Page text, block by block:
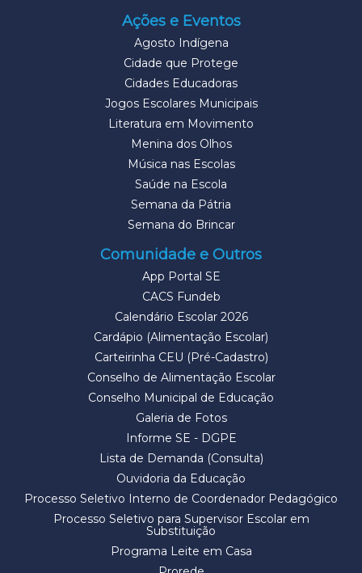
Ações e Eventos
Agosto Indígena
Cidade que Protege
Cidades Educadoras
Jogos Escolares Municipais
Literatura em Movimento
Menina dos Olhos
Música nas Escolas
Saúde na Escola
Semana da Pátria
Semana do Brincar
Comunidade e Outros
App Portal SE
CACS Fundeb
Calendário Escolar 2026
Cardápio (Alimentação Escolar)
Carteirinha CEU (Pré-Cadastro)
Conselho de Alimentação Escolar
Conselho Municipal de Educação
Galeria de Fotos
Informe SE - DGPE
Lista de Demanda (Consulta)
Ouvidoria da Educação
Processo Seletivo Interno de Coordenador Pedagógico
Processo Seletivo para Supervisor Escolar em
Substituição
Programa Leite em Casa